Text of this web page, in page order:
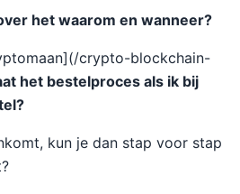
het waarom en wanneer?
crypto-blockchain-
het bestelproces als ik bij
kun je dan stap voor stap